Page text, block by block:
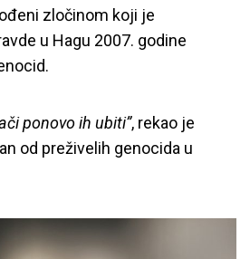
zločinom koji je
u Hagu 2007. godine
ponovo ih ubiti”, rekao je
od preživelih genocida u